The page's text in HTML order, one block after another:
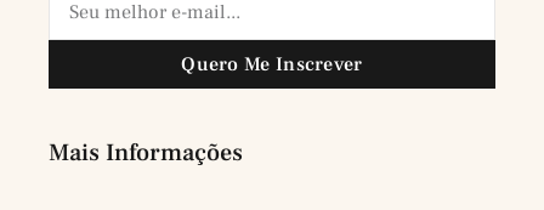
Quero Me Inscrever
Mais Informações